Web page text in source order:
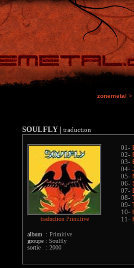
zonemetal >
SOULFLY | traduction
traduction Primitive
album : Primitive
groupe : Soulfly
sortie : 2000
01-
02-
03-
04-
05-
06-
07-
08-
09-
10-
11-